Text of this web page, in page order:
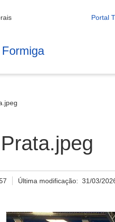
Portal
Última modificação:31/03/